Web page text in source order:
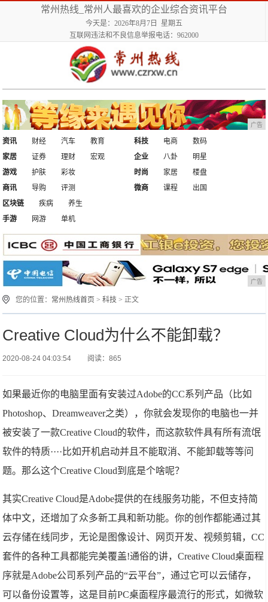
常州热线_常州人最喜欢的企业综合资讯平台
今天是：2026年8月7日 星期五
互联网违法和不良信息举报电话：962000
广告
资讯 财经 汽车
教育
家居
证券 理财 宏观
科技 电商
数码
企业
八卦
明星
游戏
护肤
彩妆
商讯
导购 评测
时尚 家居
楼盘
微商
课程
出国
区块链
疾病
养生
手游
网游 单机
广告
您的位置： 常州热线首页 >科技 > 正文
Creative Cloud为什么不能卸载？
2020-08-24 04:03:54 阅读：865
如果最近你的电脑里面有安装过Adobe的CC系列产品（比如
Photoshop、Dreamweaver之类），你就会发现你的电脑也一并
被安装了一款Creative Cloud的软件，而这款软件具有所有流氓
软件的特质····比如开机启动并且不能取消、不能卸载等等问
题。那么这个Creative Cloud到底是个啥呢？
其实Creative Cloud是Adobe提供的在线服务功能，不但支持简
体中文，还增加了众多新工具和新功能。你的创作都能通过其
云存储在线同步，无论是图像设计、网页开发、视频剪辑，CC
套件的各种工具都能完美覆盖!通俗的讲，Creative Cloud桌面程
序就是Adobe公司系列产品的“云平台”，通过它可以云储存，
可以备份设置等，这是目前PC桌面程序最流行的形式，如微软